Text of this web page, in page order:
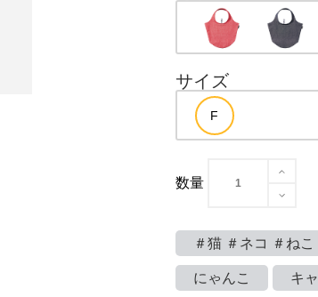
サイズ
数量
＃猫 ＃ネコ ＃ねこ
にゃんこ キ